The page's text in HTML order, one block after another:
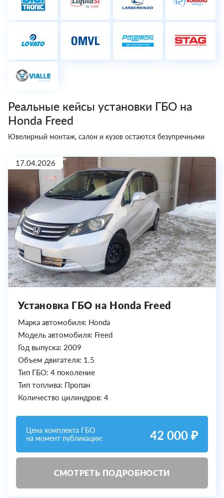
Реальные кейсы установки ГБО на
Honda Freed
Ювелирный монтаж, салон и кузов остаются безупречными
17.04.2026
Установка ГБО на Honda Freed
Марка автомобиля: Honda
Модель автомобиля: Freed
Год выпуска: 2009
Объем двигателя: 1.5
Тип ГБО: 4 поколение
Тип топлива: Пропан
Количество цилиндров: 4
Цена комплекта ГБО
на момент публикации:
42 000 ₽
СМОТРЕТЬ ПОДРОБНОСТИ